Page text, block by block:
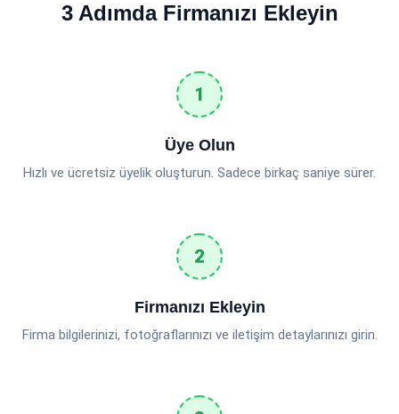
3 Adımda Firmanızı Ekleyin
Üye Olun
Hızlı ve ücretsiz üyelik oluşturun. Sadece birkaç saniye sürer.
Firmanızı Ekleyin
Firma bilgilerinizi, fotoğraflarınızı ve iletişim detaylarınızı girin.